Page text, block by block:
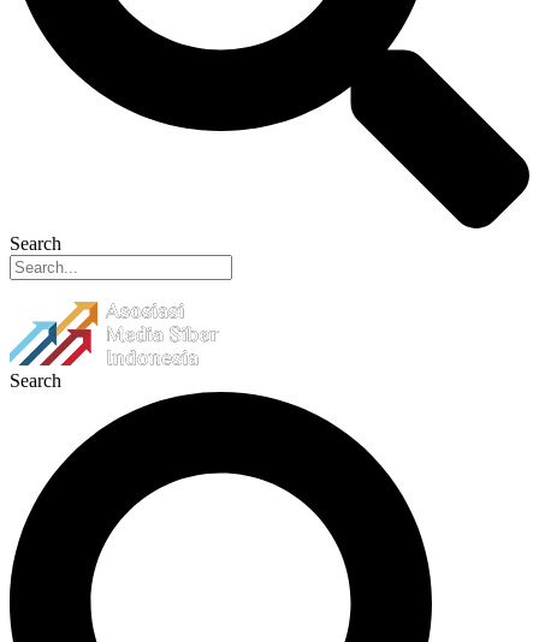
Search
Search